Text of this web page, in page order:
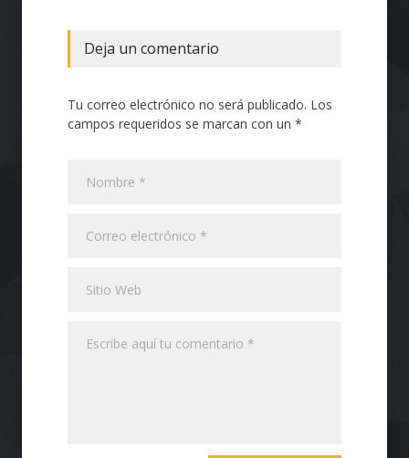
Deja un comentario
Tu correo electrónico no será publicado. Los
campos requeridos se marcan con un *